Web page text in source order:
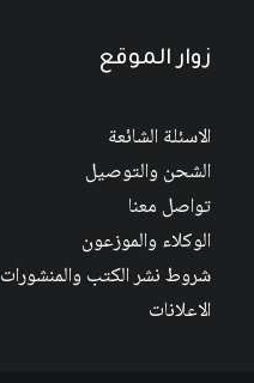
زوار الموقع
الاسئلة الشائعة
الشحن والتوصيل
تواصل معنا
الوكلاء والموزعون
شروط نشر الكتب والمنشورات
الاعلانات